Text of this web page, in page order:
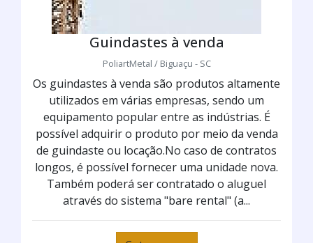
Guindastes à venda
PoliartMetal / Biguaçu - SC
Os guindastes à venda são produtos altamente
utilizados em várias empresas, sendo um
equipamento popular entre as indústrias. É
possível adquirir o produto por meio da venda
de guindaste ou locação.No caso de contratos
longos, é possível fornecer uma unidade nova.
Também poderá ser contratado o aluguel
através do sistema "bare rental" (a...